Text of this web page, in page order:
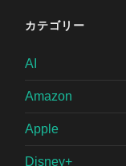
カテゴリー
AI
Amazon
Apple
Disney+